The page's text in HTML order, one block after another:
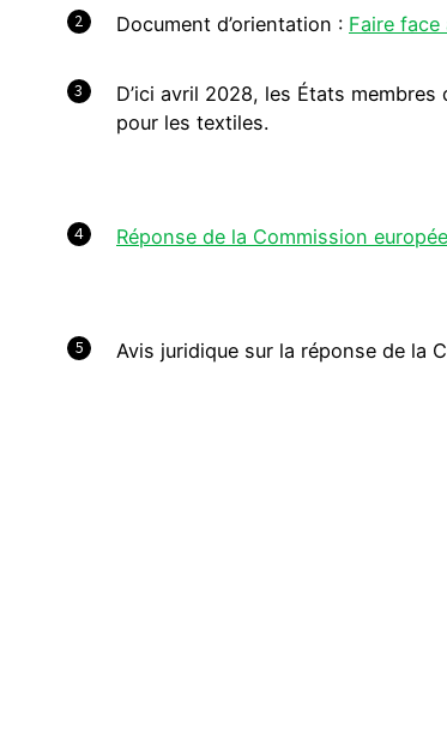
2 Document d’orientation : Faire face
3
D’ici avril 2028, les États
pour les textiles.
4 Réponse de la Commission
5 Avis juridique sur la réponse de la